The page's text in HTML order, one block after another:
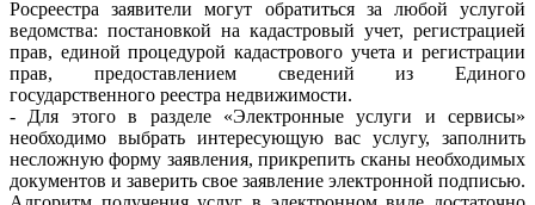
Росреестра заявители могут обратиться за любой услугой
ведомства: постановкой на кадастровый учет, регистрацией
прав, единой процедурой кадастрового учета и регистрации
прав, предоставлением сведений из Единого
государственного реестра недвижимости.
- Для этого в разделе «Электронные услуги и сервисы»
необходимо выбрать интересующую вас услугу, заполнить
несложную форму заявления, прикрепить сканы необходимых
документов и заверить свое заявление электронной подписью.